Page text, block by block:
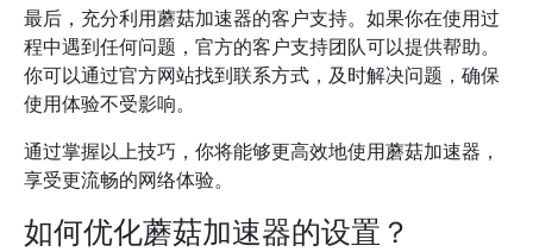
最后，充分利用蘑菇加速器的客户支持。如果你在使用过
程中遇到任何问题，官方的客户支持团队可以提供帮助。
你可以通过官方网站找到联系方式，及时解决问题，确保
使用体验不受影响。
通过掌握以上技巧，你将能够更高效地使用蘑菇加速器，
享受更流畅的网络体验。
如何优化蘑菇加速器的设置？